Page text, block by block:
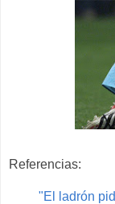
Referencias:
"El ladrón